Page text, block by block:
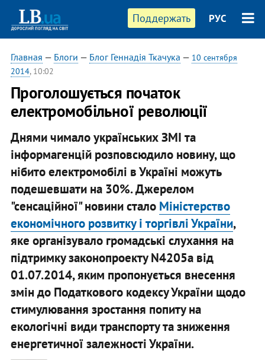
Поддержать РУС
Главная — Блоги — Блог Геннадія Ткачука — 10 сентября
2014, 10:02
Проголошується початок
електромобільної революції
Днями чимало українських ЗМІ та
інформагенцій розповсюдило новину, що
нібито електромобілі в Україні можуть
подешевшати на 30%. Джерелом
"сенсаційної" новини стало Міністерство
економічного розвитку і торгівлі України,
яке організувало громадські слухання на
підтримку законопроекту N4205а від
01.07.2014, яким пропонується внесення
змін до Податкового кодексу України щодо
стимулювання зростання попиту на
екологічні види транспорту та зниження
енергетичної залежності України.